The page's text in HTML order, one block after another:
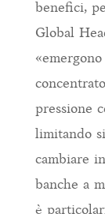
benefici,
Global
pressione
limitando
cambiare
banche a
è